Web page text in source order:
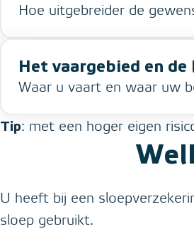
Hoe uitgebreider de
Het vaargebied en
Waar u vaart en waar uw
Tip: met een hoger eigen
U heeft bij een
sloep gebruikt.